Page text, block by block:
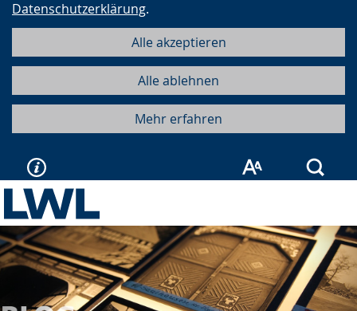
Datenschutzerklärung.
Alle akzeptieren
Alle ablehnen
Mehr erfahren
Vorherige